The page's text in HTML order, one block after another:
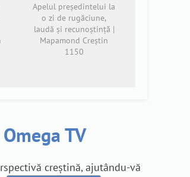
Apelul președintelui la
o zi de rugăciune,
laudă și recunoștință |
Mapamond Creștin
1150
creștină, ajutându-vă